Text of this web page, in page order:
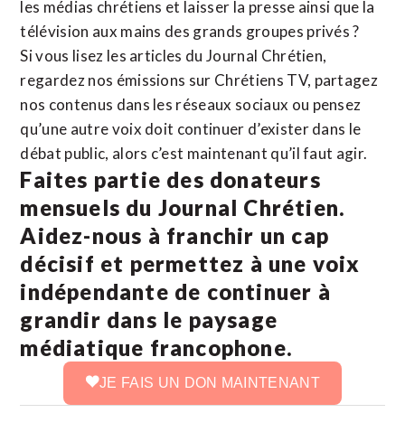
les médias chrétiens et laisser la presse ainsi que la
télévision aux mains des grands groupes privés ?
Si vous lisez les articles du Journal Chrétien,
regardez nos émissions sur Chrétiens TV, partagez
nos contenus dans les réseaux sociaux ou pensez
qu’une autre voix doit continuer d’exister dans le
débat public, alors c’est maintenant qu’il faut agir.
Faites partie des donateurs
mensuels du Journal Chrétien.
Aidez-nous à franchir un cap
décisif et permettez à une voix
indépendante de continuer à
grandir dans le paysage
médiatique francophone.
JE FAIS UN DON MAINTENANT